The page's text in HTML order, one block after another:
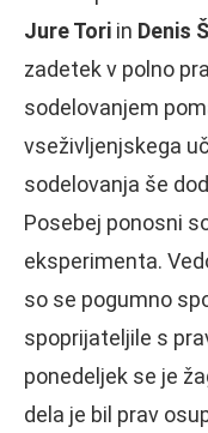
Jure Tori in Denis
zadetek v polno
sodelovanjem
vseživljenjskega
sodelovanja še
Posebej ponosni
eksperimenta.
so se pogumno
spoprijateljile s
ponedeljek se je
dela je bil prav